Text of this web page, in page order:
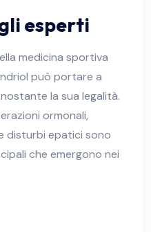
esperti
medicina sportiva
può portare a
la sua legalità.
ormonali,
disturbi epatici sono
che emergono nei